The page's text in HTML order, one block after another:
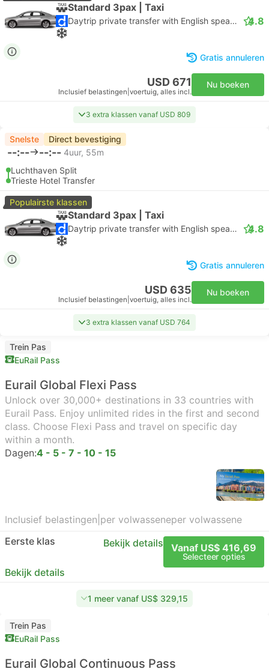
Standard 3pax | Taxi
Daytrip private transfer with English speaking driver 4.8
Gratis annuleren
USD 671
Inclusief belastingen voertuig, alles incl.
Nu boeken
3 extra klassen vanaf USD 809
Snelste Direct bevestiging
--:-- --:-- 4uur, 55m
Luchthaven Split
Trieste Hotel Transfer
Populairste klassen
Standard 3pax | Taxi
Daytrip private transfer with English speaking driver 4.8
Gratis annuleren
USD 635
Inclusief belastingen voertuig, alles incl.
Nu boeken
3 extra klassen vanaf USD 764
Trein Pas
EuRail Pass
Eurail Global Flexi Pass
Unlock over 30,000+ destinations in 33 countries with
Eurail Pass. Enjoy unlimited rides in the first and second
class. Choose Flexi Pass and travel on specific day
within a month.
Dagen:4 - 5 - 7 - 10 - 15
Inclusief belastingen per volwasseneper volwassene
Eerste klas
Bekijk details Vanaf US$ 416,69
Selecteer opties
Bekijk details
1 meer vanaf US$ 329,15
Trein Pas
EuRail Pass
Eurail Global Continuous Pass